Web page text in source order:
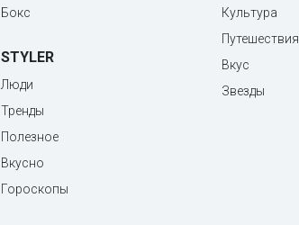
Бокс
STYLER
Люди
Тренды
Полезное
Вкусно
Гороскопы
Культура
Путешествия
Вкус
Звезды